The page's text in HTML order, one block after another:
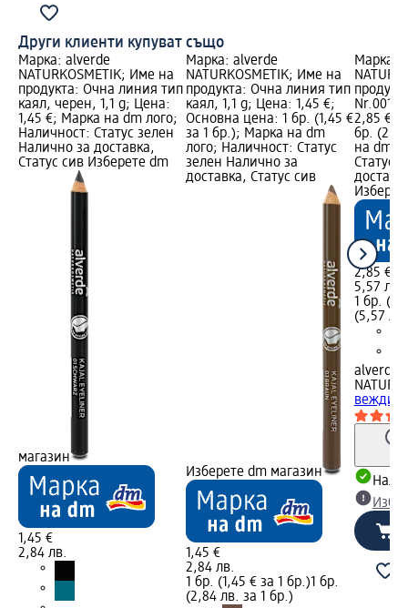
Други клиенти купуват също
Марка: alverde
NATURKOSMETIK; Име на
продукта: Очна линия тип
каял, черен, 1,1 g; Цена:
1,45 €; Марка на dm лого;
Наличност: Статус зелен
Налично за доставка,
Статус сив Изберете dm
магазин
1,45 €
2,84 лв.
Марка: alverde
NATURKOSMETIK; Име на
продукта: Очна линия тип
каял, 1,1 g; Цена: 1,45 €;
Основна цена: 1 бр. (1,45 €
за 1 бр.); Марка на dm
лого; Наличност: Статус
зелен Налично за
доставка, Статус сив
Изберете dm магазин
1,45 €
2,84 лв.
1 бр. (1,45 € за 1 бр.)1 бр.
(2,84 лв. за 1 бр.)
Марка:
Nr.001
2,85 €;
бр.
на dm
Статус
2,85 €
5,57 лв.
1 бр.
(5,57
alverde
вежди